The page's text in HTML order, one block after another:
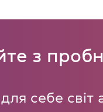
з
себе світ